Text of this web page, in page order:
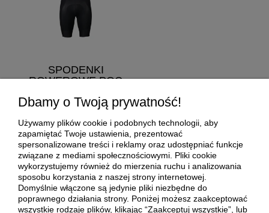
SPODENKI
ROWEROWE POC
580,00 zł
Cena regularna:1 450,00 zł
Najniższa cena:725,00 zł
do koszyka
Dbamy o Twoją prywatność!
Używamy plików cookie i podobnych technologii, aby
zapamiętać Twoje ustawienia, prezentować
spersonalizowane treści i reklamy oraz udostępniać funkcje
związane z mediami społecznościowymi. Pliki cookie
wykorzystujemy również do mierzenia ruchu i analizowania
sposobu korzystania z naszej strony internetowej.
Domyślnie włączone są jedynie pliki niezbędne do
poprawnego działania strony. Poniżej możesz zaakceptować
wszystkie rodzaje plików, klikając “Zaakceptuj wszystkie”, lub